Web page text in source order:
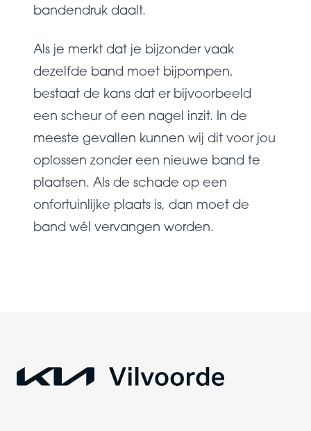
bandendruk daalt.
Als je merkt dat je bijzonder vaak
dezelfde band moet bijpompen,
bestaat de kans dat er bijvoorbeeld
een scheur of een nagel inzit. In de
meeste gevallen kunnen wij dit voor jou
oplossen zonder een nieuwe band te
plaatsen. Als de schade op een
onfortuinlijke plaats is, dan moet de
band wél vervangen worden.